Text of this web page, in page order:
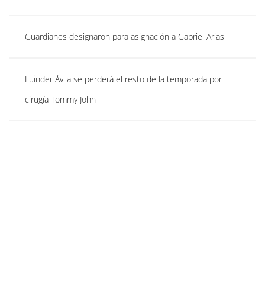
Guardianes designaron para asignación a Gabriel Arias
Luinder Ávila se perderá el resto de la temporada por
cirugía Tommy John